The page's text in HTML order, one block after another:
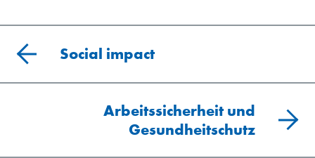
Social impact
Arbeitssicherheit und
Gesundheitschutz